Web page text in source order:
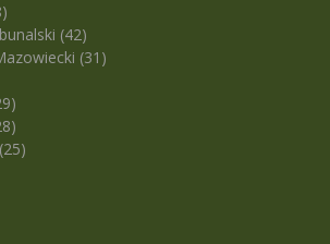
(42)
(31)